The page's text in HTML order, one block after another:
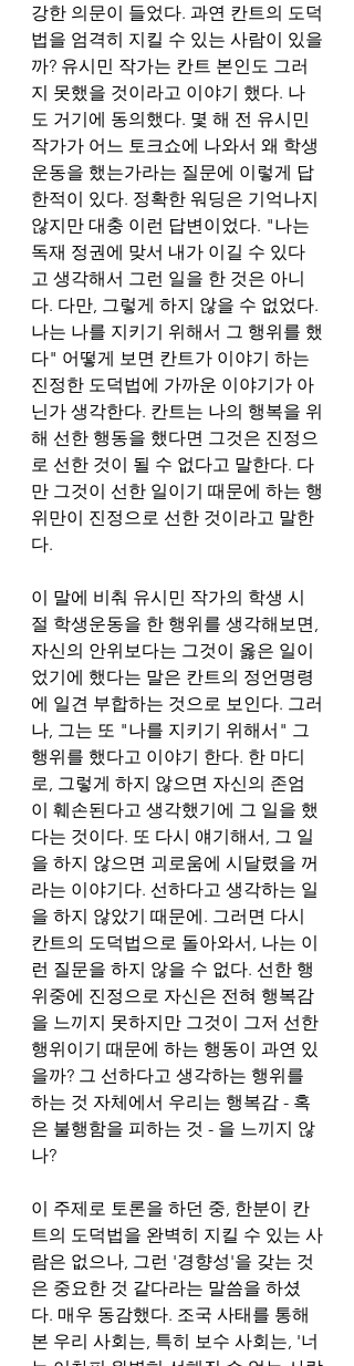
강한 의문이 들었다. 과연 칸트의 도덕
법을 엄격히 지킬 수 있는 사람이 있을
까? 유시민 작가는 칸트 본인도 그러
지 못했을 것이라고 이야기 했다. 나
도 거기에 동의했다. 몇 해 전 유시민
작가가 어느 토크쇼에 나와서 왜 학생
운동을 했는가라는 질문에 이렇게 답
한적이 있다. 정확한 워딩은 기억나지
않지만 대충 이런 답변이었다. "나는
독재 정권에 맞서 내가 이길 수 있다
고 생각해서 그런 일을 한 것은 아니
다. 다만, 그렇게 하지 않을 수 없었다.
나는 나를 지키기 위해서 그 행위를 했
다" 어떻게 보면 칸트가 이야기 하는
진정한 도덕법에 가까운 이야기가 아
닌가 생각한다. 칸트는 나의 행복을 위
해 선한 행동을 했다면 그것은 진정으
로 선한 것이 될 수 없다고 말한다. 다
만 그것이 선한 일이기 때문에 하는 행
위만이 진정으로 선한 것이라고 말한
다.
이 말에 비춰 유시민 작가의 학생 시
절 학생운동을 한 행위를 생각해보면,
자신의 안위보다는 그것이 옳은 일이
었기에 했다는 말은 칸트의 정언명령
에 일견 부합하는 것으로 보인다. 그러
나, 그는 또 "나를 지키기 위해서" 그
행위를 했다고 이야기 한다. 한 마디
로, 그렇게 하지 않으면 자신의 존엄
이 훼손된다고 생각했기에 그 일을 했
다는 것이다. 또 다시 얘기해서, 그 일
을 하지 않으면 괴로움에 시달렸을 꺼
라는 이야기다. 선하다고 생각하는 일
을 하지 않았기 때문에. 그러면 다시
칸트의 도덕법으로 돌아와서, 나는 이
런 질문을 하지 않을 수 없다. 선한 행
위중에 진정으로 자신은 전혀 행복감
을 느끼지 못하지만 그것이 그저 선한
행위이기 때문에 하는 행동이 과연 있
을까? 그 선하다고 생각하는 행위를
하는 것 자체에서 우리는 행복감 - 혹
은 불행함을 피하는 것 - 을 느끼지 않
나?
이 주제로 토론을 하던 중, 한분이 칸
트의 도덕법을 완벽히 지킬 수 있는 사
람은 없으나, 그런 '경향성'을 갖는 것
은 중요한 것 같다라는 말씀을 하셨
다. 매우 동감했다. 조국 사태를 통해
본 우리 사회는, 특히 보수 사회는, '너